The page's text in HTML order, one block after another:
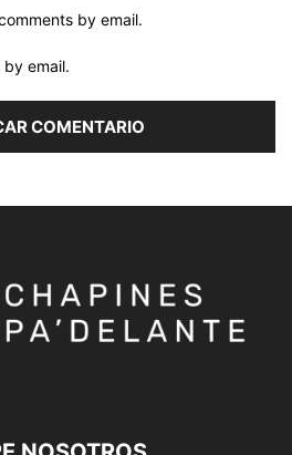
by email.
email.